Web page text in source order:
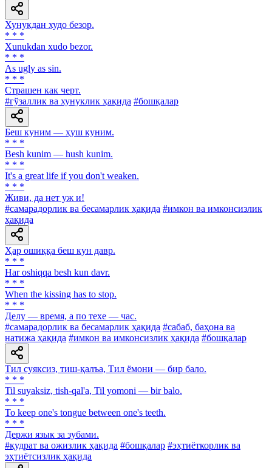
Хунукдан худо безор.
* * *
Xunukdan хudo bezor.
* * *
As ugly as sin.
* * *
Страшен как черт.
#гўзаллик ва хунуклик ҳақида #бошқалар
Беш куним — ҳуш куним.
* * *
Besh kunim — hush kunim.
* * *
It's a great life if you don't weaken.
* * *
Живи, да нет уж и!
#самарадорлик ва бесамарлик ҳақида #имкон ва имконсизлик
ҳақида
Ҳар ошиққа беш кун давр.
* * *
Har oshiqqa besh kun davr.
* * *
When the kissing has to stop.
* * *
Делу — время, а по техе — час.
#самарадорлик ва бесамарлик ҳақида #сабаб, баҳона ва
натижа ҳақида #имкон ва имконсизлик ҳақида #бошқалар
Тил суяксиз, тиш-қалъа, Тил ёмони — бир бало.
* * *
Til suyaksiz, tish-qal'a, Til yomoni — bir balo.
* * *
To keep one's tongue between one's teeth.
* * *
Держи язык за зубами.
#қудрат ва ожизлик ҳақида #бошқалар #эҳтиёткорлик ва
эҳтиётсизлик ҳақида